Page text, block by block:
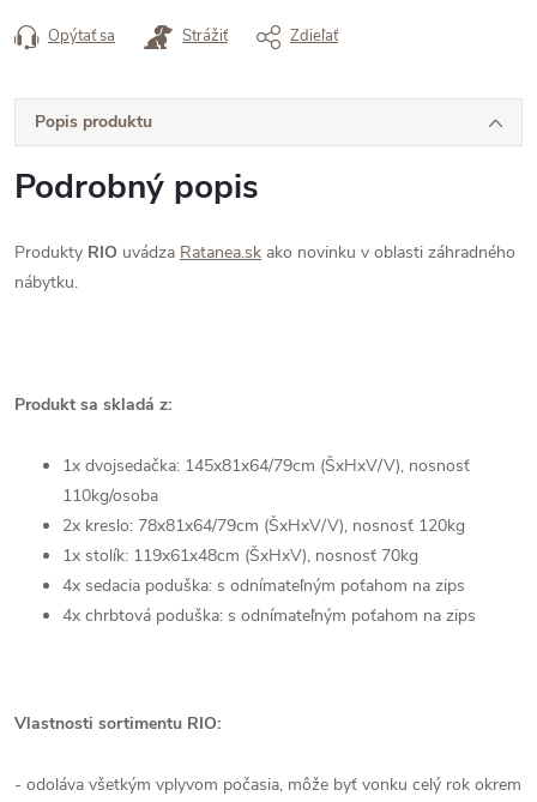
Opýtať sa Strážiť Zdieľať
Popis produktu
Podrobný popis
Produkty RIO uvádza Ratanea.sk ako novinku v oblasti záhradného
nábytku.
Produkt sa skladá z:
1x dvojsedačka: 145x81x64/79cm (ŠxHxV/V), nosnosť
110kg/osoba
2x kreslo: 78x81x64/79cm (ŠxHxV/V), nosnosť 120kg
1x stolík: 119x61x48cm (ŠxHxV), nosnosť 70kg
4x sedacia poduška: s odnímateľným poťahom na zips
4x chrbtová poduška: s odnímateľným poťahom na zips
Vlastnosti sortimentu RIO:
- odoláva všetkým vplyvom počasia, môže byť vonku celý rok okrem